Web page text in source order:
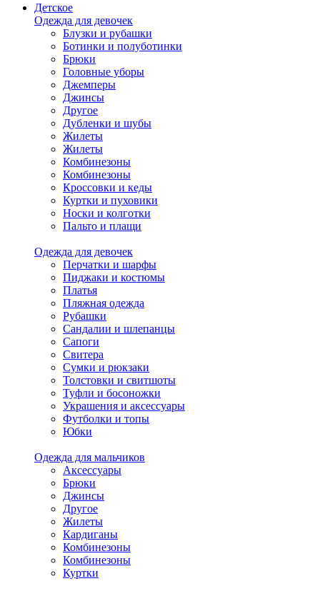
Детское
Одежда для девочек
Блузки и рубашки
Ботинки и полуботинки
Брюки
Головные уборы
Джемперы
Джинсы
Другое
Дубленки и шубы
Жилеты
Жилеты
Комбинезоны
Комбинезоны
Кроссовки и кеды
Куртки и пуховики
Носки и колготки
Пальто и плащи
Одежда для девочек
Перчатки и шарфы
Пиджаки и костюмы
Платья
Пляжная одежда
Рубашки
Сандалии и шлепанцы
Сапоги
Свитера
Сумки и рюкзаки
Толстовки и свитшоты
Туфли и босоножки
Украшения и аксессуары
Футболки и топы
Юбки
Одежда для мальчиков
Аксессуары
Брюки
Джинсы
Другое
Жилеты
Кардиганы
Комбинезоны
Комбинезоны
Куртки